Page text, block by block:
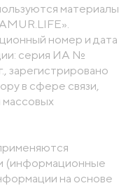
материалы
номер и дата
серия ИА №
зарегистрировано
в сфере связи,
(информационные
на основе